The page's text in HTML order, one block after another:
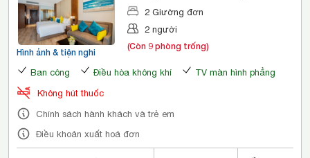
Hình ảnh & tiện nghi
Nhìn Ra Thành Phố
2 Giường đơn
2 người
(Còn 9 phòng trống)
Ban công Điều hòa không khí
TV màn hình phẳng
Không hút thuốc
Chính sách hành khách và trẻ em
Điều khoản xuất hoá đơn